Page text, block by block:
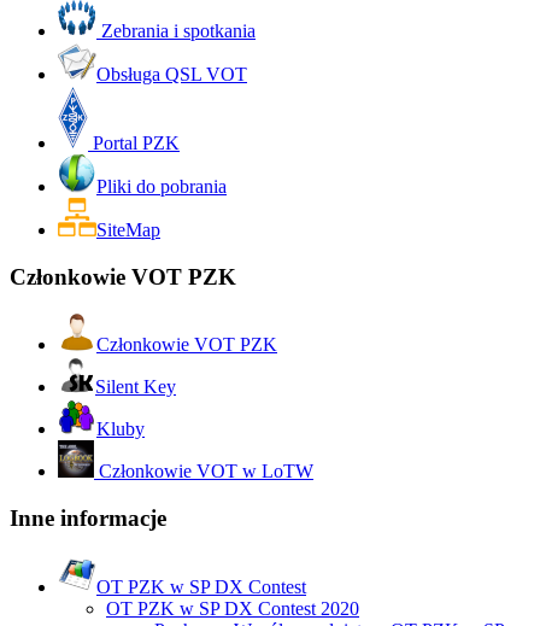
Zebrania i spotkania
Obsługa QSL VOT
Portal PZK
Pliki do pobrania
SiteMap
Członkowie VOT PZK
Członkowie VOT PZK
Silent Key
Kluby
Członkowie VOT w LoTW
Inne informacje
OT PZK w SP DX Contest
OT PZK w SP DX Contest 2020